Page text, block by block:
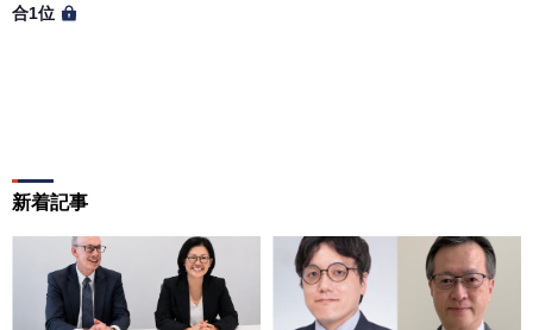
合1位
新着記事